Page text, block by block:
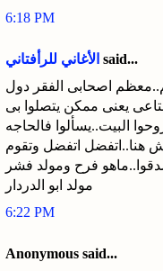
6:18 PM
الأغاني للرأفتاني said...
اصحابى الفقر دول
يعنى ممكن يتصلوا بى
البيت..يسألوا فالحاجه
هنا..اتفضل اتفضل وتقوم
فرح ومولد فشر
مولد ابو الدردار
6:22 PM
Anonymous said...